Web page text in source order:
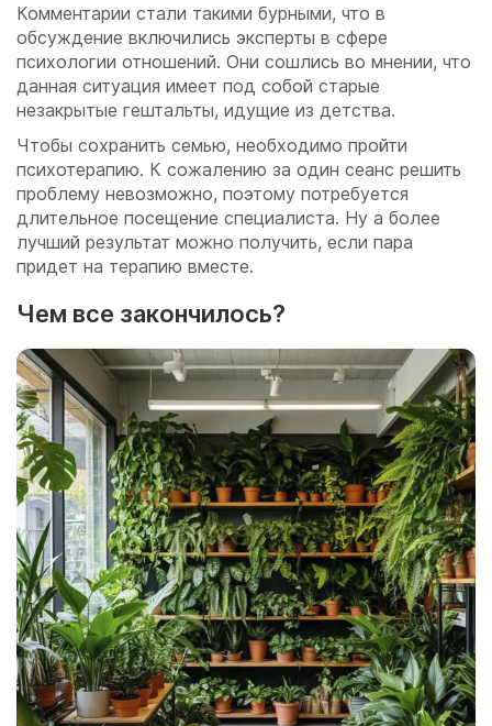
Комментарии стали такими бурными, что в
обсуждение включились эксперты в сфере
психологии отношений. Они сошлись во мнении, что
данная ситуация имеет под собой старые
незакрытые гештальты, идущие из детства.
Чтобы сохранить семью, необходимо пройти
психотерапию. К сожалению за один сеанс решить
проблему невозможно, поэтому потребуется
длительное посещение специалиста. Ну а более
лучший результат можно получить, если пара
придет на терапию вместе.
Чем все закончилось?